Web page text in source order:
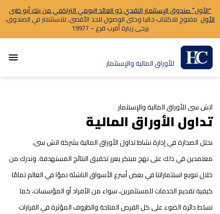
“الأول” صندوق الإستثمار النقدي ذو العائد اليومي التراكمي من بنك أبو ظبى
الأول مفتوح للاكتتاب حاليا وحتى الوصول للحد الأقصى. للاستثمار في الصندوق،
يرجى زيارة أقرب فرع – 19977
للأوراق المالية والإستثمار menu
اتش سى للأوراق المالية والإستثمار
تداول الأوراق المالية
نحتل الصدارة في إدارة نشاط تداول الأوراق المالية بشركة اتش سى،
معتمدين في ذلك على نهج مبتكر يعزز تحقيق النتائج المستهدفة. وندرك من
خلال تنويع استثماراتنا في بعض أسرع الأسواق الناشئة نموًا في العالم تمامًا
كيفية تقديم الخدمات للمستثمرين، سواء من الأفراد أو المؤسسات، كما
نسلط دائرة الضوء على كل الفرص المتاحة والظروف المؤثرة في القرارات